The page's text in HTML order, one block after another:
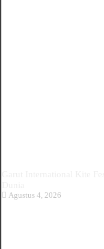
Agustus 4, 2026